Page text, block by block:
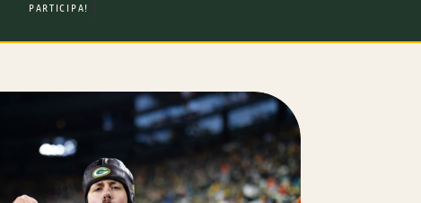
PARTICIPA!